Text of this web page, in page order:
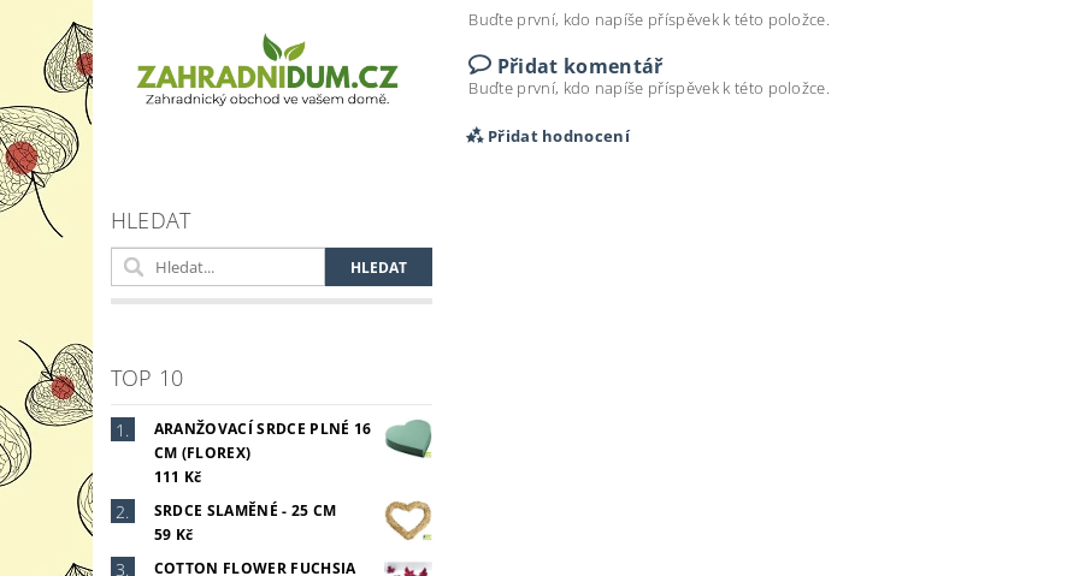
HLEDAT
TOP 10
ARANŽOVACÍ SRDCE PLNÉ 16
CM (FLOREX)
111 Kč
SRDCE SLAMĚNÉ - 25 CM
59 Kč
COTTON FLOWER FUCHSIA
Buďte první, kdo napíše příspěvek k této položce.
Přidat komentář
Buďte první, kdo napíše příspěvek k této položce.
Přidat hodnocení